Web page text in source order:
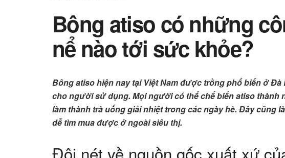
Bông atiso có những
nể nào tới sức khỏe?
Bông atiso hiện nay tại Việt Nam được trồng phổ biến ở
cho người sử dụng. Mọi người có thể chế biến atiso thành
làm thành trà uống giải nhiệt trong các ngày hè. Đây cũng
dễ tìm mua được ở ngoài siêu thị.
Đôi nét về nguồn gốc xuất xứ